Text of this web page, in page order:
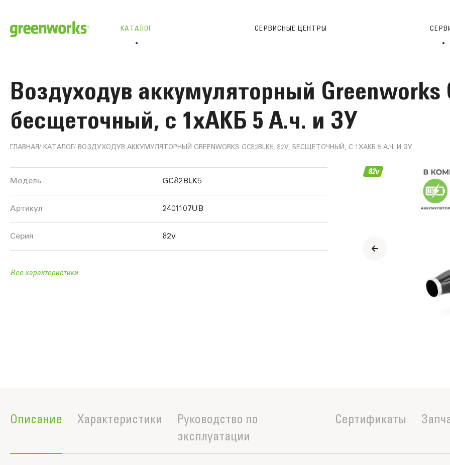
КАТАЛОГ СЕРВИСНЫЕ ЦЕНТРЫ
Воздуходув аккумуляторный Greenworks
бесщеточный, с 1хАКБ 5 А.ч. и ЗУ
ГЛАВНАЯ КАТАЛОГ ВОЗДУХОДУВ АККУМУЛЯТОРНЫЙ GREENWORKS GC82BLK5, 82V, БЕСЩЕТОЧНЫЙ, С 1ХАКБ 5 А.Ч. И ЗУ
Информация
о
продукте
Модель GC82BLK5
Артикул 2401107UB
Серия 82v
Все характеристики
Описание Характеристики
Руководство по
эксплуатации
Сертификаты